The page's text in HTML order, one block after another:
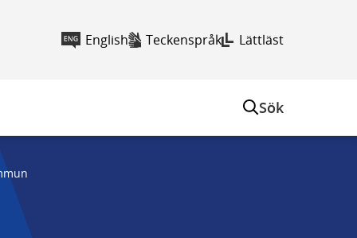
English Teckenspråk Lättläst
Sök